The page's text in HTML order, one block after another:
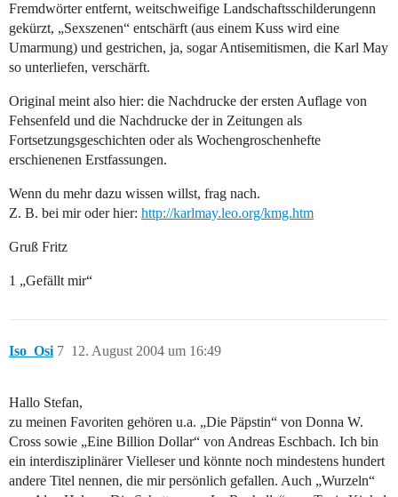
Fremdwörter entfernt, weitschweifige Landschaftsschilderungenn
gekürzt, „Sexszenen“ entschärft (aus einem Kuss wird eine
Umarmung) und gestrichen, ja, sogar Antisemitismen, die Karl May
so unterliefen, verschärft.
Original meint also hier: die Nachdrucke der ersten Auflage von
Fehsenfeld und die Nachdrucke der in Zeitungen als
Fortsetzungsgeschichten oder als Wochengroschenhefte
erschienenen Erstfassungen.
Wenn du mehr dazu wissen willst, frag nach.
Z. B. bei mir oder hier: http://karlmay.leo.org/kmg.htm
Gruß Fritz
1 „Gefällt mir“
Iso_Osi 12. August 2004 um 16:49
7
Hallo Stefan,
zu meinen Favoriten gehören u.a. „Die Päpstin“ von Donna W.
Cross sowie „Eine Billion Dollar“ von Andreas Eschbach. Ich bin
ein interdisziplinärer Vielleser und könnte noch mindestens hundert
andere Titel nennen, die mir persönlich gefallen. Auch „Wurzeln“